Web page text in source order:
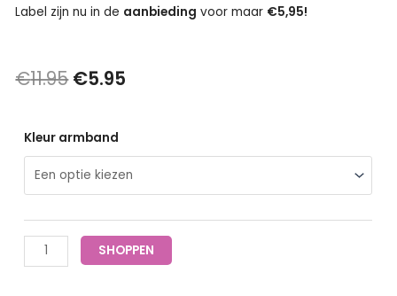
Label zijn nu in de aanbieding voor maar €5,95!
€11.95Oorspronkelijke
was:
€11.95.
€5.95
€5.95.
Kleur armband
ACTIE
|
Armband
Cirkel
Love
|
SHOPPEN